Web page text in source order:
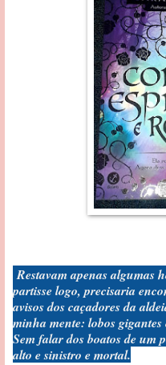
Restavam apenas algumas
partisse logo, precisaria
avisos dos caçadores da
minha mente: lobos gigantes
Sem falar dos boatos de um
alto e sinistro e mortal.